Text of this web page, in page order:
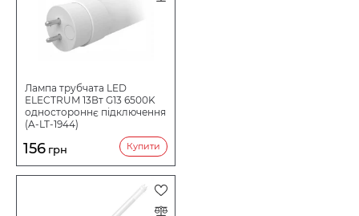
Лампа трубчата LED
ELECTRUM 13Вт G13 6500K
одностороннє підключення
(A-LT-1944)
156 грн Купити